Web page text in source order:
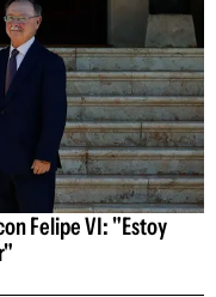
Felipe VI: "Estoy